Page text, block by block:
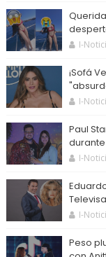
I-
¡Sofá
I-
Paul
I-
Televisa
I-
Peso